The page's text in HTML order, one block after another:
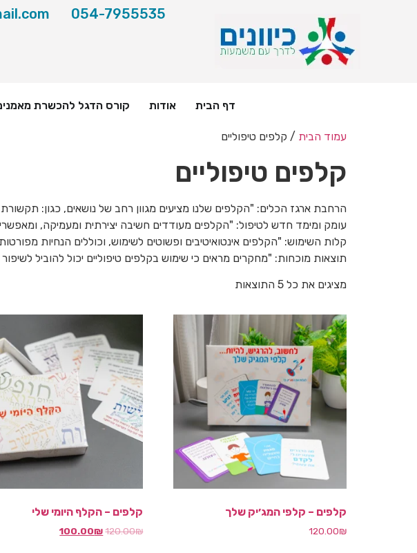
054-7955535
דף הבית אודות קורס הדגל להכשרת
עמוד הבית / קלפים טיפוליים
קלפים טיפוליים
הרחבת ארגז הכלים: "הקלפים שלנו מציעים מגוון רחב של נושאים, כגון:
עומק ומימד חדש לטיפול: "הקלפים מעודדים חשיבה יצירתית ומעמיקה,
קלות השימוש: "הקלפים אינטואיטיבים ופשוטים לשימוש, וכוללים הנחיות
תוצאות מוכחות: "מחקרים מראים כי שימוש בקלפים טיפוליים יכול להוביל
מציגים את כל ⁦5⁩ התוצאות
קלפים – קלפי המג׳יק שלך
120.00₪
קלפים – הקלף היומי שלי
120.00₪
100.00₪